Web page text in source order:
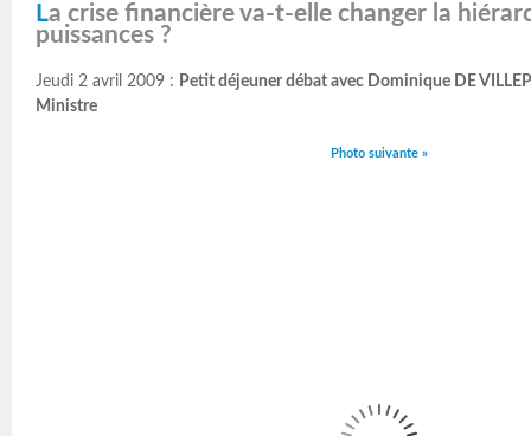
La crise financière va-t-elle changer la hiérarchie des
puissances ?
Jeudi 2 avril 2009 : Petit déjeuner débat avec Dominique DE
Ministre
Photo suivante »